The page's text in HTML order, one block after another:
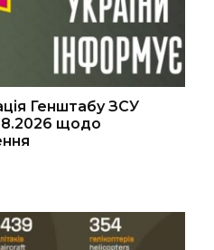
Генштабу ЗСУ
щодо